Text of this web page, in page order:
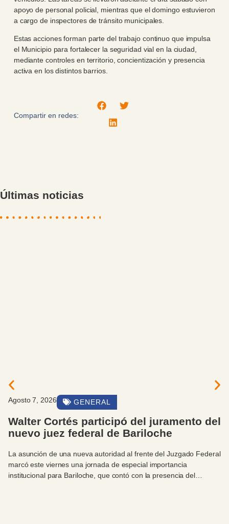
apoyo de personal policial, mientras que el domingo estuvieron
a cargo de inspectores de tránsito municipales.
Estas acciones forman parte del trabajo continuo que impulsa
el Municipio para fortalecer la seguridad vial en la ciudad,
mediante controles en territorio, concientización y presencia
activa en los distintos barrios.
Compartir en redes:
Últimas noticias
Agosto 7, 2026 GENERAL
Walter Cortés participó del juramento del
nuevo juez federal de Bariloche
La asunción de una nueva autoridad al frente del Juzgado Federal
marcó este viernes una jornada de especial importancia
institucional para Bariloche, que contó con la presencia del